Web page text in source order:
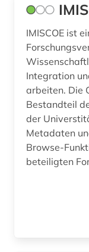
oecd (4)
politik (1)
IMISCOE ist
Integration
arbeiten. Die
Bestandteil
der
Metadaten
Browse-
beteiligten